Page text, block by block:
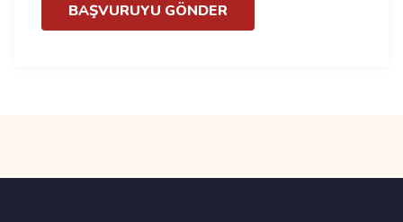
BAŞVURUYU GÖNDER